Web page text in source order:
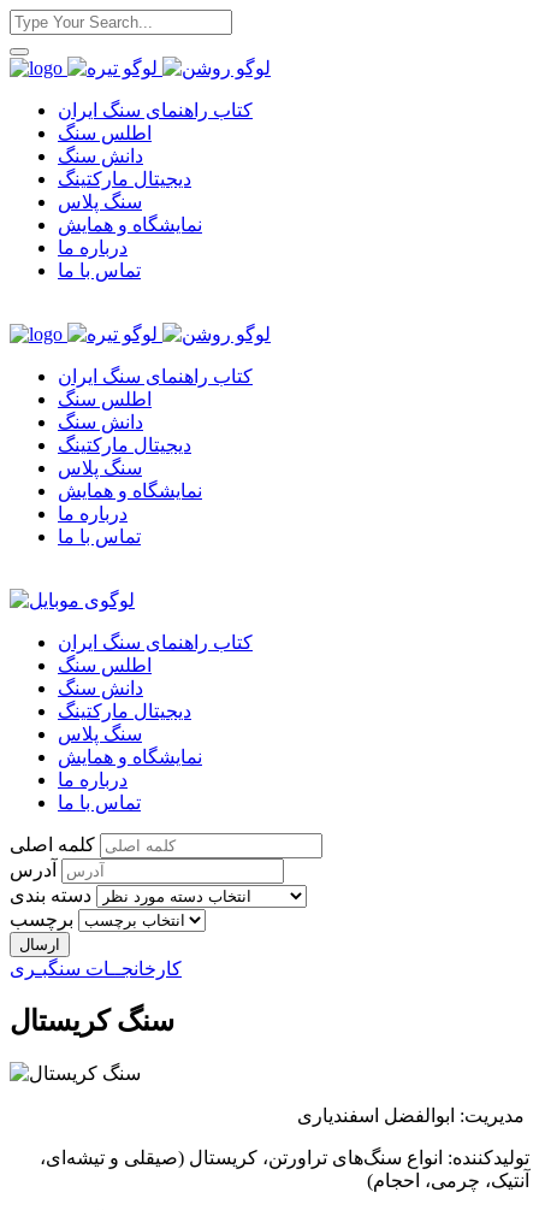
کتاب راهنمای سنگ ایران
اطلس سنگ
دانش سنگ
دیجیتال مارکتینگ
سنگ پلاس
نمایشگاه و همایش
درباره ما
تماس با ما
کتاب راهنمای سنگ ایران
اطلس سنگ
دانش سنگ
دیجیتال مارکتینگ
سنگ پلاس
نمایشگاه و همایش
درباره ما
تماس با ما
کتاب راهنمای سنگ ایران
اطلس سنگ
دانش سنگ
دیجیتال مارکتینگ
سنگ پلاس
نمایشگاه و همایش
درباره ما
تماس با ما
کلمه اصلی
آدرس
دسته بندی
برچسب
کارخانجــات سنگبـری
سنگ کریستال
مدیریت: ابوالفضل اسفندیاری
تولیدکننده: انواع سنگهای تراورتن، کریستال (صیقلی و تیشه ای،
آنتیک، چرمی، احجام)